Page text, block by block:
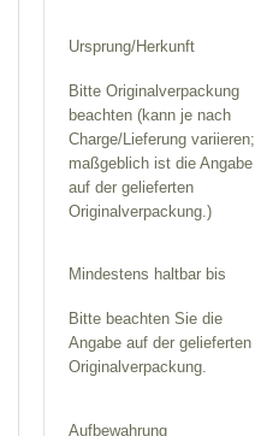
Ursprung/Herkunft
Bitte Originalverpackung
beachten (kann je nach
Charge/Lieferung variieren;
maßgeblich ist die Angabe
auf der gelieferten
Originalverpackung.)
Mindestens haltbar bis
Bitte beachten Sie die
Angabe auf der gelieferten
Originalverpackung.
Aufbewahrung